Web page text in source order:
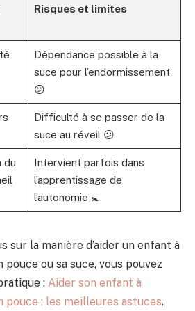
Risques et limites
Dépendance possible à la
suce pour l’endormissement
😕
Difficulté à se passer de la
suce au réveil 😕
du
Intervient parfois dans
l’apprentissage de
l’autonomie 🚼
sur la manière d’aider un enfant à
ou sa suce, vous pouvez
: Aider son enfant à
pouce : les meilleures astuces.